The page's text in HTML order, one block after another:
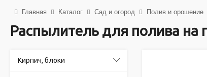
Главная Каталог Сад и огород Полив и орошение
Распылитель для полива на
Кирпич, блоки